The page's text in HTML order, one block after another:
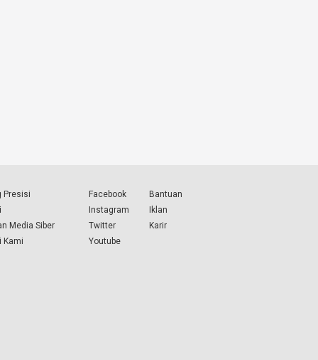
Presisi
Media Siber
Kami
Facebook
Instagram
Twitter
Youtube
Bantuan
Iklan
Karir